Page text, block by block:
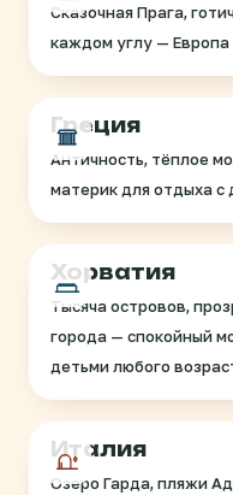
Сказочная Прага,
каждом углу —
Греция
Античность, тёплое
материк для отдыха с
Хорватия
Тысяча островов,
города — спокойный
детьми любого
Италия
Озеро Гарда, пляжи